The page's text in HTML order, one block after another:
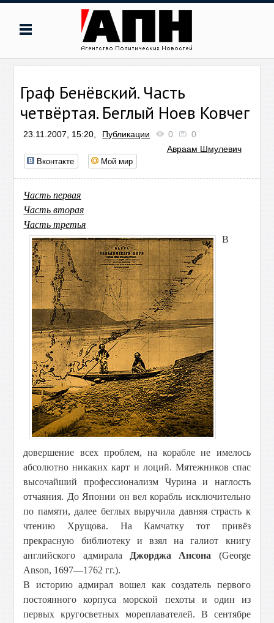
Граф Бенёвский. Часть
четвёртая. Беглый Ноев Ковчег
23.11.2007, 15:20, Публикации 0
0
Авраам Шмулевич
Вконтакте Мой мир
Часть первая
Часть вторая
Часть третья
В
довершение всех проблем, на корабле не имелось
абсолютно никаких карт и лоций. Мятежников спас
высочайший профессионализм Чурина и наглость
отчаяния. До Японии он вел корабль исключительно
по памяти, далее беглых выручила давняя страсть к
чтению Хрущова. На Камчатку тот привёз
прекрасную библиотеку и взял на галиот книгу
английского адмирала
Джорджа Ансона (George
Anson, 1697—1762 гг.).
В историю адмирал вошел как создатель первого
постоянного корпуса морской пехоты и один из
первых кругосветных мореплавателей. В сентябре